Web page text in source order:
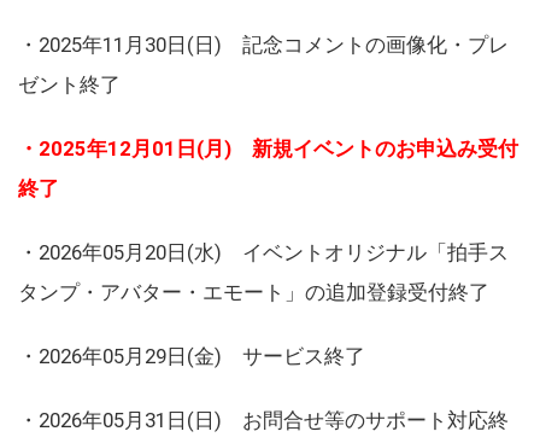
・2025年11月30日(日) 記念コメントの画像化・プレ
ゼント終了
・2025年12月01日(月) 新規イベントのお申込み受付
終了
・2026年05月20日(水) イベントオリジナル「拍手ス
タンプ・アバター・エモート」の追加登録受付終了
・2026年05月29日(金) サービス終了
・2026年05月31日(日) お問合せ等のサポート対応終